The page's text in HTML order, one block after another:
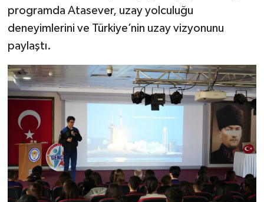
programda Atasever, uzay yolculuğu
deneyimlerini ve Türkiye’nin uzay vizyonunu
paylaştı.